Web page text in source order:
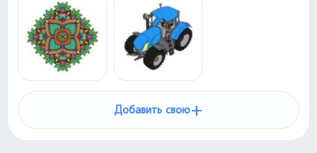
Добавить свою+